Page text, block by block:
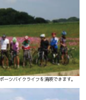
ツバイクライフを満喫できます。